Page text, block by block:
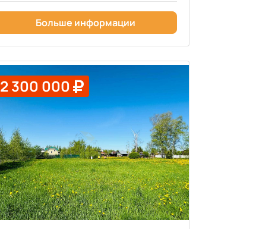
Больше информации
2 300 000